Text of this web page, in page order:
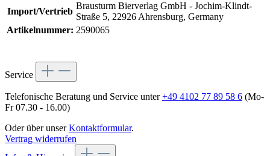
Import/Vertrieb
Brausturm Bierverlag GmbH - Jochim-Klindt-
Straße 5, 22926 Ahrensburg, Germany
Artikelnummer: 2590065
Service
Telefonische Beratung und Service unter+49 4102 77 89 58 6 (Mo-
Fr 07.30 - 16.00)
Oder über unserKontaktformular.
Vertrag widerrufen